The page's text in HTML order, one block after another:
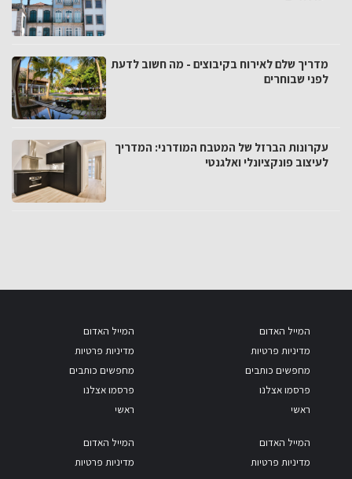
מדריך שלם לאירוח בקיבוצים - מה חשוב לדעת
לפני שבוחרים
עקרונות הברזל של המטבח המודרני: המדריך
לעיצוב פונקציונלי ואלגנטי
המייל האדום
מדיניות פרטיות
מחפשים כותבים
פרסמו אצלנו
ראשי
המייל האדום
מדיניות פרטיות
מחפשים כותבים
פרסמו אצלנו
ראשי
המייל האדום
מדיניות פרטיות
המייל האדום
מדיניות פרטיות